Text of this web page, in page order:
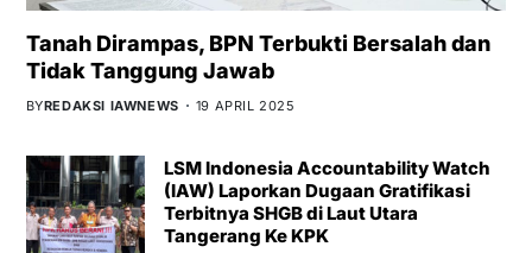
Tanah Dirampas, BPN Terbukti Bersalah dan
Tidak Tanggung Jawab
BYREDAKSI IAWNEWS 19 APRIL 2025
LSM Indonesia Accountability Watch
(IAW) Laporkan Dugaan Gratifikasi
Terbitnya SHGB di Laut Utara
Tangerang Ke KPK